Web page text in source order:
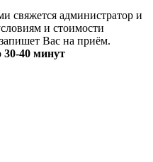
свяжется администратор и
и стоимости
Вас на приём.
30-40 минут